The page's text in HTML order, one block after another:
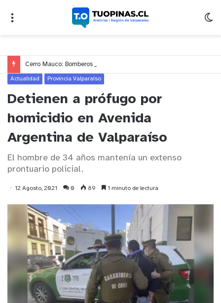
Actualidad Provincia Valparaíso
Detienen a prófugo por
homicidio en Avenida
Argentina de Valparaíso
El hombre de 34 años mantenía un extenso
prontuario policial.
12 Agosto, 2021 0 89 1 minuto de lectura